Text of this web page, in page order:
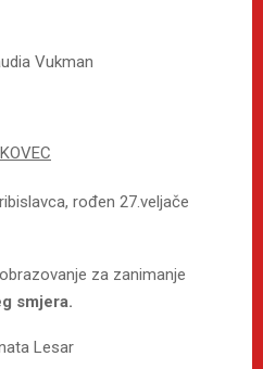
Vukman
rođen 27.veljače
za zanimanje
smjera.
Lesar